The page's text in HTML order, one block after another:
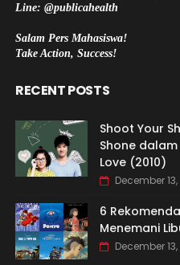
Line: @publicahealth
Salam Pers Mahasiswa!
Take Action, Success!
RECENT POSTS
Shoot Your
Shone
Love (2010)
December
6
Menemani
December